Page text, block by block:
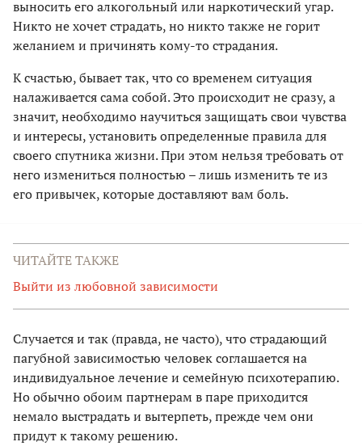
выносить его алкогольный или наркотический угар.
Никто не хочет страдать, но никто также не горит
желанием и причинять кому-то страдания.
К счастью, бывает так, что со временем ситуация
налаживается сама собой. Это происходит не сразу, а
значит, необходимо научиться защищать свои чувства
и интересы, установить определенные правила для
своего спутника жизни. При этом нельзя требовать от
него измениться полностью – лишь изменить те из
его привычек, которые доставляют вам боль.
ЧИТАЙТЕ ТАКЖЕ
Выйти из любовной зависимости
Случается и так (правда, не часто), что страдающий
пагубной зависимостью человек соглашается на
индивидуальное лечение и семейную психотерапию.
Но обычно обоим партнерам в паре приходится
немало выстрадать и вытерпеть, прежде чем они
придут к такому решению.